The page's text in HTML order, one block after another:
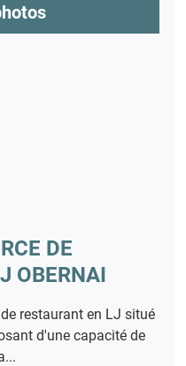
DE
OBERNAI
restaurant en LJ situé
d'une capacité de